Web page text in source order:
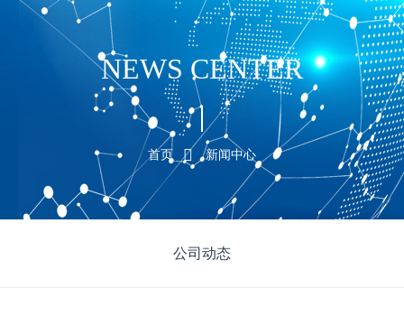
搜产品
NEWS CENTER
首页 新闻中心
公司动态